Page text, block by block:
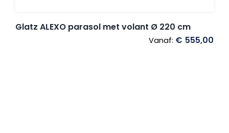
Glatz ALEXO parasol met volant Ø 220 cm
Vanaf: € 555,00